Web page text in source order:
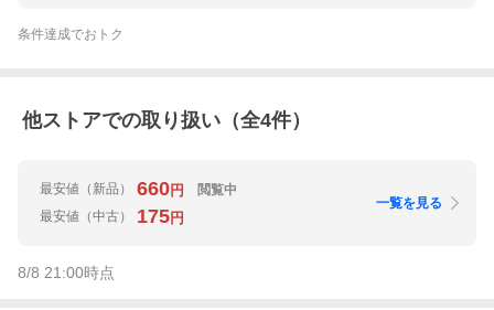
条件達成でおトク
他ストアでの取り扱い（全4件）
最安値 （新品） 660円
閲覧中
最安値 （中古） 175円
一覧を見る
8/8 21:00時点